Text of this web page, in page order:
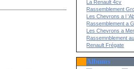
La Renault 4cv
Rassemblement
Les Chevrons a l
Rassemblement a
Les Chevrons a
Rassemnblement
Renault Frégate
Albums